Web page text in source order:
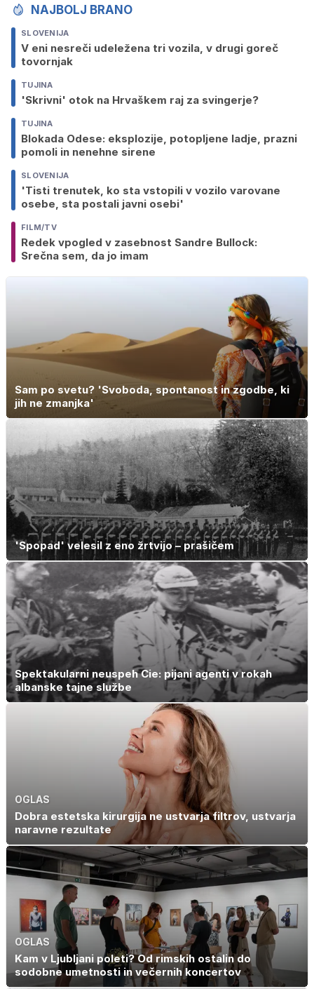
NAJBOLJ BRANO
SLOVENIJA
V eni nesreči udeležena tri vozila, v drugi goreč
tovornjak
TUJINA
'Skrivni' otok na Hrvaškem raj za svingerje?
TUJINA
Blokada Odese: eksplozije, potopljene ladje, prazni
pomoli in nenehne sirene
SLOVENIJA
'Tisti trenutek, ko sta vstopili v vozilo varovane
osebe, sta postali javni osebi'
FILM/TV
Redek vpogled v zasebnost Sandre Bullock:
Srečna sem, da jo imam
Sam po svetu? 'Svoboda, spontanost in zgodbe, ki
jih ne zmanjka'
'Spopad' velesil z eno žrtvijo – prašičem
Spektakularni neuspeh Cie: pijani agenti v rokah
albanske tajne službe
OGLAS
Dobra estetska kirurgija ne ustvarja filtrov, ustvarja
naravne rezultate
OGLAS
Kam v Ljubljani poleti? Od rimskih ostalin do
sodobne umetnosti in večernih koncertov